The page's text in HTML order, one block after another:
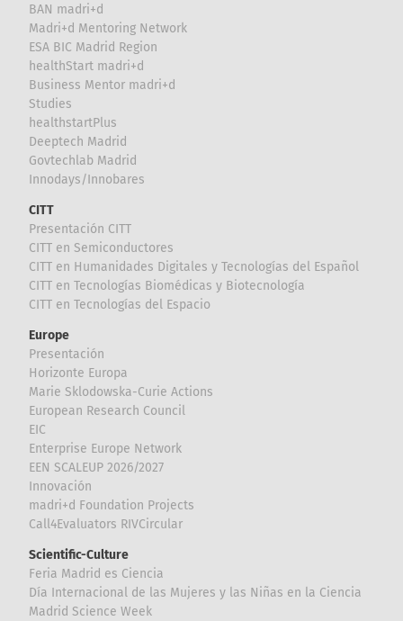
BAN madri+d
Madri+d Mentoring Network
ESA BIC Madrid Region
healthStart madri+d
Business Mentor madri+d
Studies
healthstartPlus
Deeptech Madrid
Govtechlab Madrid
Innodays/Innobares
CITT
Presentación CITT
CITT en Semiconductores
CITT en Humanidades Digitales y Tecnologías del Español
CITT en Tecnologías Biomédicas y Biotecnología
CITT en Tecnologías del Espacio
Europe
Presentación
Horizonte Europa
Marie Sklodowska-Curie Actions
European Research Council
EIC
Enterprise Europe Network
EEN SCALEUP 2026/2027
Innovación
madri+d Foundation Projects
Call4Evaluators RIVCircular
Scientific-Culture
Feria Madrid es Ciencia
Día Internacional de las Mujeres y las Niñas en la Ciencia
Madrid Science Week